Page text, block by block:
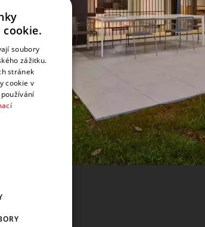
soubory
zážitku.
stránek
cookie v